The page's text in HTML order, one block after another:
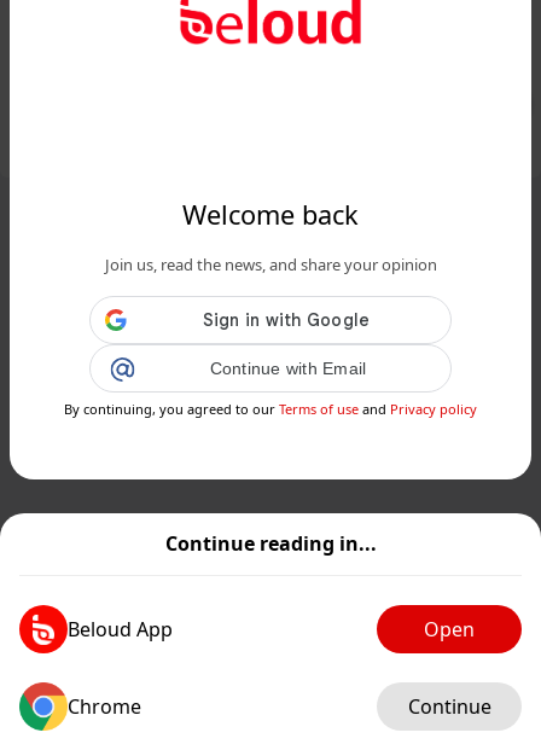
Continue reading in...
Beloud App Open
Chrome Continue
Welcome back
Join us, read the news, and share your opinion
Continue with Email
By continuing, you agreed to our Terms of use and Privacy policy
tv arrivano i Cacciatori di Reti
Fantasma siciliani...